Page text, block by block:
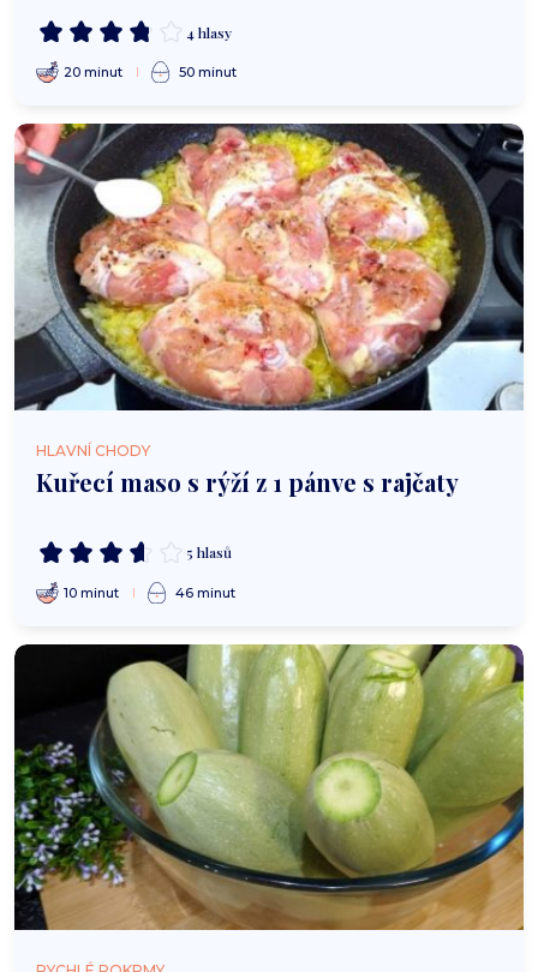
4 hlasy
20 minut 50 minut
HLAVNÍ CHODY
Kuřecí maso s rýží z 1 pánve s rajčaty
5 hlasů
10 minut 46 minut